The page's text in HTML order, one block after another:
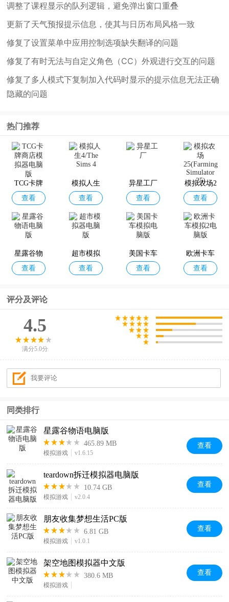
调整了课程显示的队列逻辑，避免弹出窗口重叠
更新了天气预报提示信息，使其与日历布局风格一致
修复了设置菜单中应用控制选项缺失翻译的问题
修复了有时无法与自定义角色（CC）外观进行交互的问题
修复了多人模式下复制加入代码时显示的提示信息无法正确
隐藏的问题
热门推荐
TCG卡牌
商店模拟
器电脑版
查看
模拟人生
4/The Sims
4
查看
异星工厂
查看
模拟农场2
5(Farming
Simulator
25)
查看
星露谷物
语电脑版
查看
超市模拟
器电脑版
查看
美国卡车
模拟电脑
查看
欧洲卡车
模拟2电脑
查看
评分及评论
4.5
满分5.0分
同类排行
星露谷物语电脑版
465.89 MB
模拟游戏 v1.6.15
查看
teardown拆迁模拟器电脑版
10.74 GB
模拟游戏 v2.0.4
查看
朋友收集梦想生活PC版
6.81 GB
模拟游戏 v1.0.1
查看
架空地图模拟器中文版
380.6 MB
模拟游戏
查看